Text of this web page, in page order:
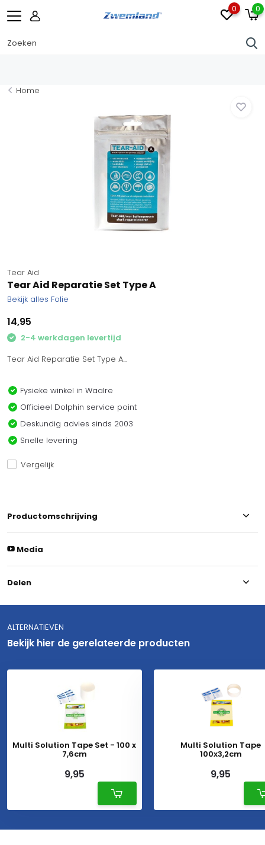
0 0
Home
Tear Aid
Tear Aid Reparatie Set Type A
Bekijk alles Folie
14,95
2-4 werkdagen levertijd
Tear Aid Reparatie Set Type A...
Fysieke winkel in Waalre
Officieel Dolphin service point
Deskundig advies sinds 2003
Snelle levering
Vergelijk
Productomschrijving
Media
Delen
ALTERNATIEVEN
Bekijk hier de gerelateerde producten
Multi Solution Tape Set - 100 x
7,6cm
9,95
Multi Solution Tape
100x3,2cm
9,95